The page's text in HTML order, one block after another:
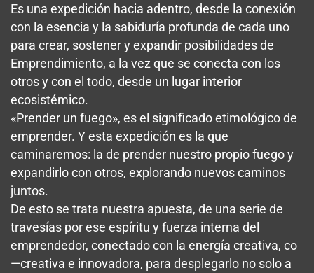
Es una expedición hacia adentro, desde la conexión
con la esencia y la sabiduría profunda de cada uno
para crear, sostener y expandir posibilidades de
Emprendimiento, a la vez que se conecta con los
otros y con el todo, desde un lugar interior
ecosistémico.
«Prender un fuego», es el significado etimológico de
emprender. Y esta expedición es la que
caminaremos: la de prender nuestro propio fuego y
expandirlo con otros, explorando nuevos caminos
juntos.
De esto se trata nuestra apuesta, de una serie de
travesías por ese espíritu y fuerza interna del
emprendedor, conectado con la energía creativa, co
—creativa e innovadora, para desplegarlo no solo a